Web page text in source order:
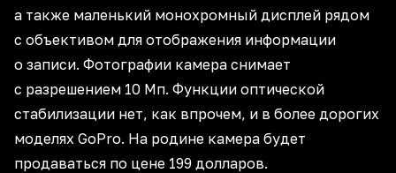
а также маленький монохромный дисплей рядом
с объективом для отображения информации
о записи. Фотографии камера снимает
с разрешением 10 Мп. Функции оптической
стабилизации нет, как впрочем, и в более дорогих
моделях GoPro. На родине камера будет
продаваться по цене 199 долларов.